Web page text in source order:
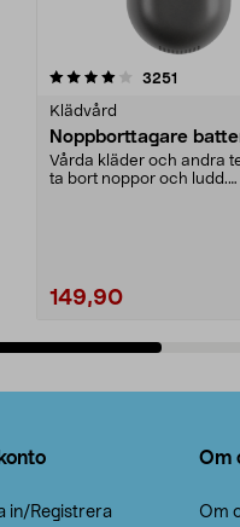
3251
Klädvård
Noppborttagare
Vårda kläder och andra
ta bort noppor och ludd.
149,90
4.5av 5 stjärnor
in/Registrera
Om
Om